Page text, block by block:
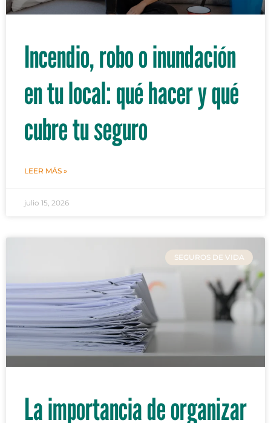
Incendio, robo o inundación
en tu local: qué hacer y qué
cubre tu seguro
LEER MÁS »
julio 15, 2026
SEGUROS DE VIDA
La importancia de organizar